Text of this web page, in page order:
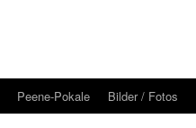
Peene-Pokale Bilder / Fotos